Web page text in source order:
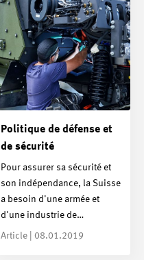
Politique de défense et
de sécurité
Pour assurer sa sécurité et
son indépendance, la Suisse
a besoin d'une armée et
d'une industrie de…
Article | 08.01.2019